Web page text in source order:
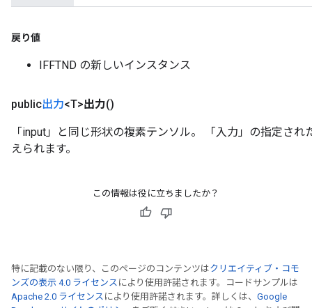
戻り値
IFFTND の新しいインスタンス
public出力<T>出力()
「input」と同じ形状の複素テンソル。 「入力」の指定さ
えられます。
この情報は役に立ちましたか？
特に記載のない限り、このページのコンテンツはクリエイティブ・コモ
ンズの表示 4.0 ライセンス により使用許諾されます。コードサンプルは
Apache 2.0 ライセンス により使用許諾されます。詳しくは、 Google